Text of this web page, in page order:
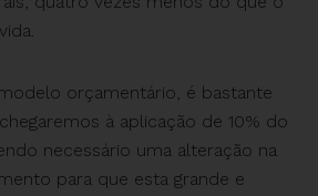
orçamentário, é bastante
à aplicação de 10% do
necessário uma alteração na
para que esta grande e